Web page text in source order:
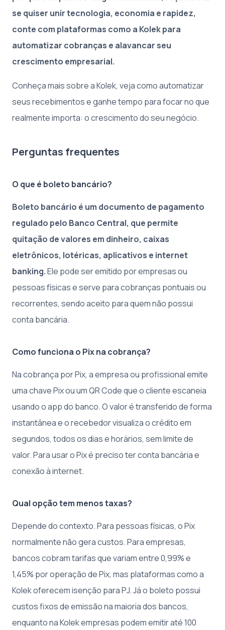
se quiser unir tecnologia, economia e rapidez,
conte com plataformas como a Kolek para
automatizar cobranças e alavancar seu
crescimento empresarial.
Conheça mais sobre a Kolek, veja como automatizar
seus recebimentos e ganhe tempo para focar no que
realmente importa: o crescimento do seu negócio.
Perguntas frequentes
O que é boleto bancário?
Boleto bancário é um documento de pagamento
regulado pelo Banco Central, que permite
quitação de valores em dinheiro, caixas
eletrônicos, lotéricas, aplicativos e internet
banking.Ele pode ser emitido por empresas ou
pessoas físicas e serve para cobranças pontuais ou
recorrentes, sendo aceito para quem não possui
conta bancária.
Como funciona o Pix na cobrança?
Na cobrança por Pix, a empresa ou profissional emite
uma chave Pix ou um QR Code que o cliente escaneia
usando o app do banco. O valor é transferido de forma
instantânea e o recebedor visualiza o crédito em
segundos, todos os dias e horários, sem limite de
valor. Para usar o Pix é preciso ter conta bancária e
conexão à internet.
Qual opção tem menos taxas?
Depende do contexto. Para pessoas físicas, o Pix
normalmente não gera custos. Para empresas,
bancos cobram tarifas que variam entre 0,99% e
1,45% por operação de Pix, mas plataformas como a
Kolek oferecem isenção para PJ. Já o boleto possui
custos fixos de emissão na maioria dos bancos,
enquanto na Kolek empresas podem emitir até 100